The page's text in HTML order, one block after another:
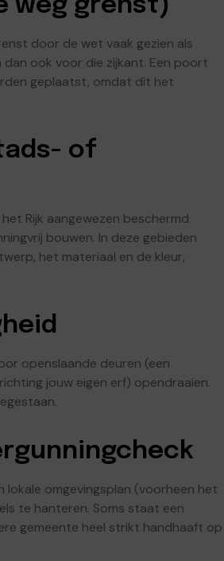
weg grenst)
door de wet vaak gezien als
dan ook voor die zijkant. Een poort
geplaatst, omdat dit het
of
Rijk aangewezen beschermd
bouwen. In deze gebieden
het materiaal en de kleur,
openslaande deuren (een
jouw eigen erf) opendraaien.
lokale omgevingsplan (voorheen het
te hanteren. Soms staat een
gemeente heel strikt handhaaft op